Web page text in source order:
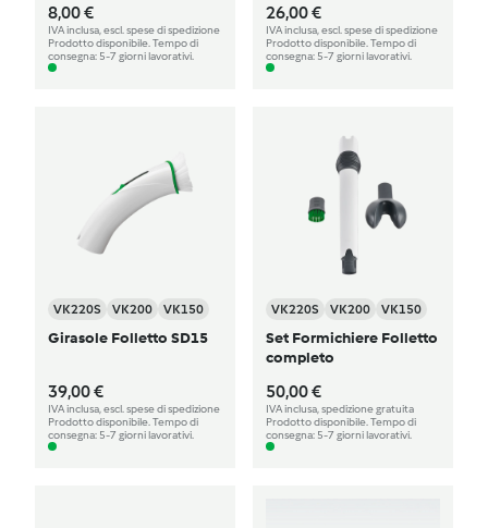
8,00 €
IVA inclusa, escl. spese di spedizione
Prodotto disponibile. Tempo di
consegna: 5-7 giorni lavorativi.
26,00 €
IVA inclusa, escl. spese di spedizione
Prodotto disponibile. Tempo di
consegna: 5-7 giorni lavorativi.
VK220S VK200 VK150
Girasole Folletto SD15
39,00 €
IVA inclusa, escl. spese di spedizione
Prodotto disponibile. Tempo di
consegna: 5-7 giorni lavorativi.
VK220S VK200 VK150
Set Formichiere Folletto
completo
50,00 €
IVA inclusa, spedizione gratuita
Prodotto disponibile. Tempo di
consegna: 5-7 giorni lavorativi.